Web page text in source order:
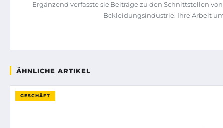
Ergänzend verfasste sie Beiträge zu den Schnittstellen
Bekleidungsindustrie. Ihre Arbeit
ÄHNLICHE ARTIKEL
GESCHÄFT